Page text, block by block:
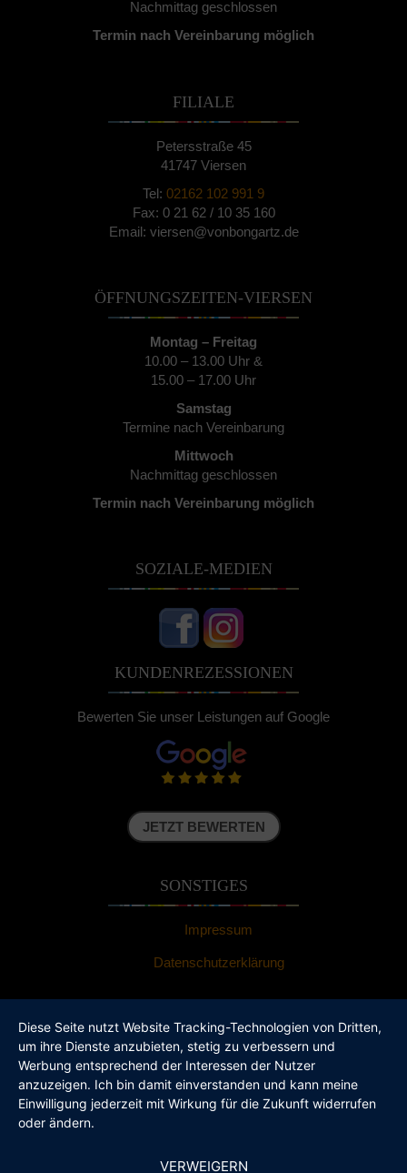
Einwilligung verwalten
Um dir ein optimales Erlebnis zu bieten, verwenden wir Technologien wie
Cookies, um Geräteinformationen zu speichern und/oder darauf
zuzugreifen. Wenn du diesen Technologien zustimmst, können wir Daten
wie das Surfverhalten oder eindeutige IDs auf dieser Website verarbeiten.
bestimmte Merkmale und Funktionen beeinträchtigt werden.
Nachmittag geschlossen
Termin nach Vereinbarung möglich
FILIALE
Petersstraße 45
41747 Viersen
Tel: 02162 102 991 9
Fax: 0 21 62 / 10 35 160
Email: viersen@vonbongartz.de
ÖFFNUNGSZEITEN-VIERSEN
Montag – Freitag
10.00 – 13.00 Uhr &
15.00 – 17.00 Uhr
Samstag
Termine nach Vereinbarung
Mittwoch
Nachmittag geschlossen
Termin nach Vereinbarung möglich
SOZIALE-MEDIEN
KUNDENREZESSIONEN
Bewerten Sie unser Leistungen auf Google
JETZT BEWERTEN
SONSTIGES
Impressum
Datenschutzerklärung
Diese Seite nutzt Website Tracking-Technologien von Dritten,
um ihre Dienste anzubieten, stetig zu verbessern und
Werbung entsprechend der Interessen der Nutzer
anzuzeigen. Ich bin damit einverstanden und kann meine
Einwilligung jederzeit mit Wirkung für die Zukunft widerrufen
oder ändern.
VERWEIGERN